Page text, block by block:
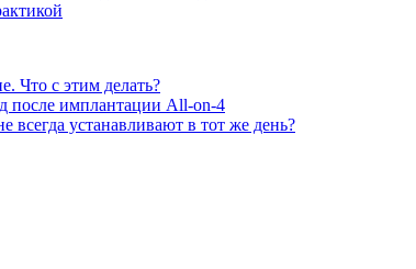
Что с этим делать?
после имплантации All-on-4
устанавливают в тот же день?